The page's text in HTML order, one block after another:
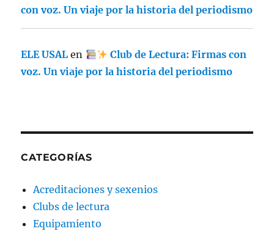
con voz. Un viaje por la historia del periodismo
ELE USAL en
Club de Lectura: Firmas con
voz. Un viaje por la historia del periodismo
CATEGORÍAS
Acreditaciones y sexenios
Clubs de lectura
Equipamiento